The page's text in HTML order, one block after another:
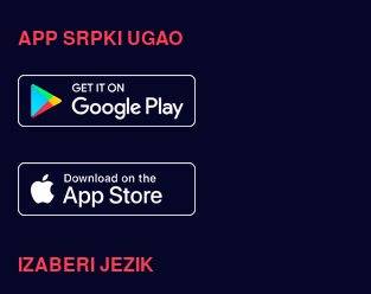
APP SRPKI UGAO
IZABERI JEZIK